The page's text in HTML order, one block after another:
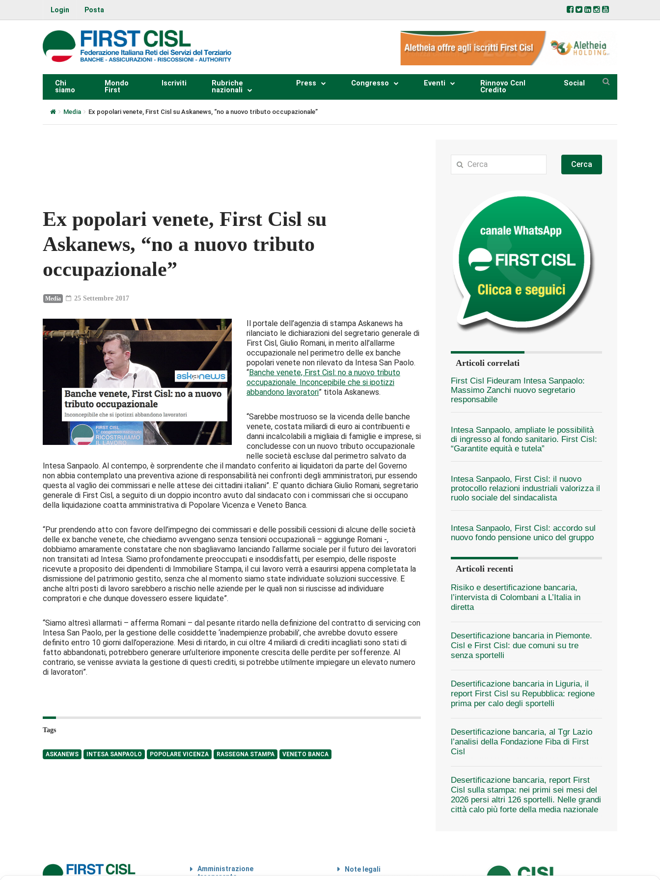
Login Posta
Chi
siamo
Mondo
First
Iscriviti
Rubriche
nazionali
Press Congresso Eventi
Rinnovo Ccnl
Credito
Social
Media Ex popolari venete, First Cisl su Askanews, “no a nuovo tributo occupazionale”
Ex popolari venete, First Cisl su
Askanews, “no a nuovo tributo
occupazionale”
Media 25 Settembre 2017
Il portale dell’agenzia di stampa Askanews ha
rilanciato le dichiarazioni del segretario generale di
First Cisl, Giulio Romani, in merito all’allarme
occupazionale nel perimetro delle ex banche
popolari venete non rilevato da Intesa San Paolo.
“Banche venete, First Cisl: no a nuovo tributo
occupazionale. Inconcepibile che si ipotizzi
abbandono lavoratori” titola Askanews.
“Sarebbe mostruoso se la vicenda delle banche
venete, costata miliardi di euro ai contribuenti e
danni incalcolabili a migliaia di famiglie e imprese, si
concludesse con un nuovo tributo occupazionale
nelle società escluse dal perimetro salvato da
Intesa Sanpaolo. Al contempo, è sorprendente che il mandato conferito ai liquidatori da parte del Governo
non abbia contemplato una preventiva azione di responsabilità nei confronti degli amministratori, pur essendo
questa al vaglio dei commissari e nelle attese dei cittadini italiani”. E’ quanto dichiara Giulio Romani, segretario
generale di First Cisl, a seguito di un doppio incontro avuto dal sindacato con i commissari che si occupano
della liquidazione coatta amministrativa di Popolare Vicenza e Veneto Banca.
“Pur prendendo atto con favore dell’impegno dei commissari e delle possibili cessioni di alcune delle società
delle ex banche venete, che chiediamo avvengano senza tensioni occupazionali – aggiunge Romani -,
dobbiamo amaramente constatare che non sbagliavamo lanciando l’allarme sociale per il futuro dei lavoratori
non transitati ad Intesa. Siamo profondamente preoccupati e insoddisfatti, per esempio, delle risposte
ricevute a proposito dei dipendenti di Immobiliare Stampa, il cui lavoro verrà a esaurirsi appena completata la
dismissione del patrimonio gestito, senza che al momento siamo state individuate soluzioni successive. E
anche altri posti di lavoro sarebbero a rischio nelle aziende per le quali non si riuscisse ad individuare
compratori e che dunque dovessero essere liquidate”.
“Siamo altresì allarmati – afferma Romani – dal pesante ritardo nella definizione del contratto di servicing con
Intesa San Paolo, per la gestione delle cosiddette ‘inadempienze probabili’, che avrebbe dovuto essere
definito entro 10 giorni dall’operazione. Mesi di ritardo, in cui oltre 4 miliardi di crediti incagliati sono stati di
fatto abbandonati, potrebbero generare un’ulteriore imponente crescita delle perdite per sofferenze. Al
contrario, se venisse avviata la gestione di questi crediti, si potrebbe utilmente impiegare un elevato numero
di lavoratori”.
Tags
ASKANEWS INTESA SANPAOLO POPOLARE VICENZA RASSEGNA STAMPA VENETO BANCA
Cerca
Articoli correlati
First Cisl Fideuram Intesa Sanpaolo:
Massimo Zanchi nuovo segretario
responsabile
Intesa Sanpaolo, ampliate le possibilità
di ingresso al fondo sanitario. First Cisl:
“Garantite equità e tutela”
Intesa Sanpaolo, First Cisl: il nuovo
protocollo relazioni industriali valorizza il
ruolo sociale del sindacalista
Intesa Sanpaolo, First Cisl: accordo sul
nuovo fondo pensione unico del gruppo
Articoli recenti
Risiko e desertificazione bancaria,
l’intervista di Colombani a L’Italia in
diretta
Desertificazione bancaria in Piemonte.
Cisl e First Cisl: due comuni su tre
senza sportelli
Desertificazione bancaria in Liguria, il
report First Cisl su Repubblica: regione
prima per calo degli sportelli
Desertificazione bancaria, al Tgr Lazio
l’analisi della Fondazione Fiba di First
Cisl
Desertificazione bancaria, report First
Cisl sulla stampa: nei primi sei mesi del
2026 persi altri 126 sportelli. Nelle grandi
città calo più forte della media nazionale
Amministrazione
trasparente
Note legali